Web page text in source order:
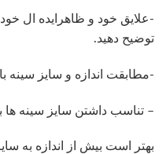
-علایق خود و ظاهرایده ال
توضیح دهید.
-مطابقت اندازه و سایز سینه
– تناسب داشتن سایز سینه ها با
بهتر است بیش از اندازه به